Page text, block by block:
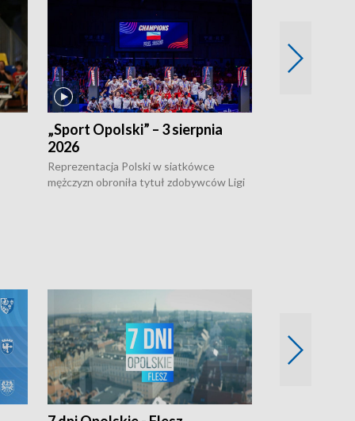
„Sport Opolski” – 3 sierpnia
2026
Reprezentacja Polski w siatkówce
mężczyzn obroniła tytuł zdobywców Ligi